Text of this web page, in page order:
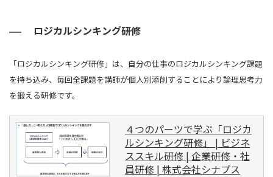
ロジカルシンキング研修
「ロジカルシンキング研修」は、自分の仕事のロジカルシンキング課題
を持ち込み、毎回全課題を講師が個人別添削することにより論理思考力
を鍛える研修です。
４つのパーツで学ぶ「ロジカ
ルシンキング研修」 | ビジネ
ススキル研修 | 企業研修・社
員研修 | 株式会社シナプス